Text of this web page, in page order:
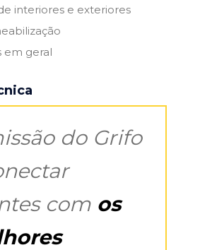
interiores e exteriores
em geral
do Grifo
com os